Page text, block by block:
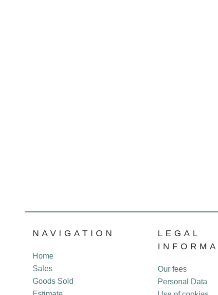
NAVIGATION
Home
Sales
Goods Sold
LEGAL
Our fees
Personal Data